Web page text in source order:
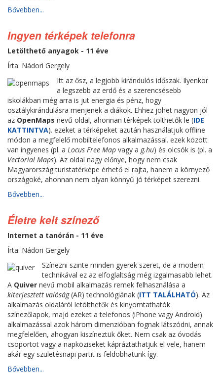
Bővebben...
Ingyen térképek telefonra
Letölthető anyagok - 11 éve
Írta: Nádori Gergely
Itt az ősz, a legjobb kirándulós időszak. Ilyenkor
a legszebb az erdő és a szerencsésebb
iskolákban még arra is jut energia és pénz, hogy
osztálykirándulásra menjenek a diákok. Ehhez jöhet nagyon jól
az OpenMaps nevű oldal, ahonnan térképek tölthetők le (IDE
KATTINTVA). ezeket a térképeket azután használatjuk offline
módon a megfelelő mobiltelefonos alkalmazással. ezek között
van ingyenes (pl. a Locus Free Map vagy a g.hu) és olcsók is (pl. a
Vectorial Maps). Az oldal nagy előnye, hogy nem csak
Magyarország turistatérképe érhető el rajta, hanem a környező
országoké, ahonnan nem olyan könnyű jó térképet szerezni.
Bővebben...
Életre kelt színező
Internet a tanórán - 11 éve
Írta: Nádori Gergely
Színezni szinte minden gyerek szeret, de a modern
technikával ez az elfoglaltság még izgalmasabb lehet.
A Quiver nevű mobil alkalmazás remek felhasználása a
kiterjesztett valóság(AR) technológiának (ITT TALÁLHATÓ). Az
alkalmazás oldaláról letölthetők és kinyomtathatók
színezőlapok, majd ezeket a telefonos (iPhone vagy Android)
alkalmazással azok három dimenzióban fognak látszódni, annak
megfelelően, ahogyan kiszíneztük őket. Nem csak az óvodás
csoportot vagy a napköziseket kápráztathatjuk el vele, hanem
akár egy születésnapi partit is feldobhatunk így.
Bővebben...